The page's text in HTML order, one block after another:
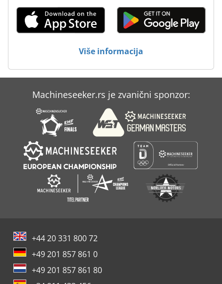
Više informacija
Machineseeker.rs je zvanični sponzor:
+44 20 331 800 72
+49 201 857 861 0
+49 201 857 861 80